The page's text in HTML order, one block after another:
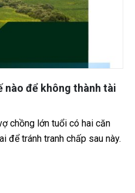
xác minh di chúc giả hay
Gia đình có ông bà qua đời
không ai nhắc đến di chúc.
đưa...